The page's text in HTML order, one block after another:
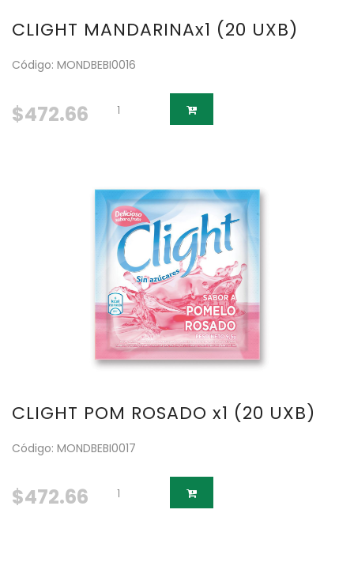
CLIGHT MANDARINAx1 (20 UXB)
Código: MONDBEBI0016
$472.66
CLIGHT POM ROSADO x1 (20 UXB)
Código: MONDBEBI0017
$472.66